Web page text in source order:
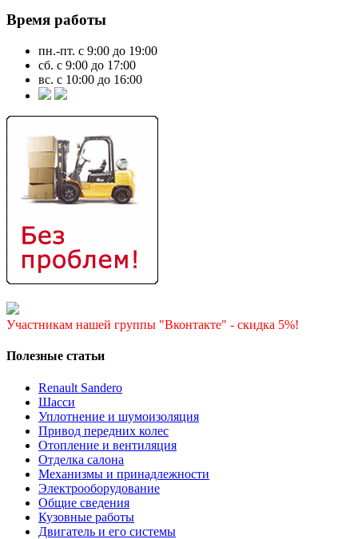
Время работы
пн.-пт. с 9:00 до 19:00
сб. с 9:00 до 17:00
вс. с 10:00 до 16:00
Участникам нашей группы "Вконтакте" - скидка 5%!
Полезные статьи
Renault Sandero
Шасси
Уплотнение и шумоизоляция
Привод передних колес
Отопление и вентиляция
Отделка салона
Механизмы и принадлежности
Электрооборудование
Общие сведения
Кузовные работы
Двигатель и его системы